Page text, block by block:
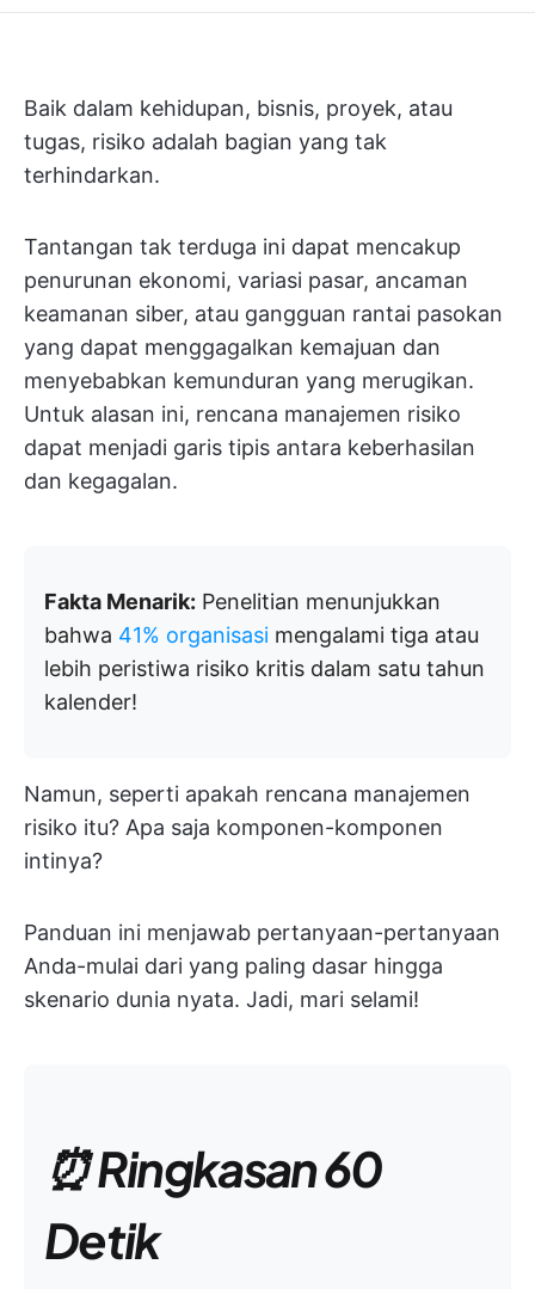
Baik dalam kehidupan, bisnis, proyek, atau
tugas, risiko adalah bagian yang tak
terhindarkan.
Tantangan tak terduga ini dapat mencakup
penurunan ekonomi, variasi pasar, ancaman
keamanan siber, atau gangguan rantai pasokan
yang dapat menggagalkan kemajuan dan
menyebabkan kemunduran yang merugikan.
Untuk alasan ini, rencana manajemen risiko
dapat menjadi garis tipis antara keberhasilan
dan kegagalan.
Fakta Menarik: Penelitian menunjukkan
bahwa 41% organisasi mengalami tiga atau
lebih peristiwa risiko kritis dalam satu tahun
kalender!
Namun, seperti apakah rencana manajemen
risiko itu? Apa saja komponen-komponen
intinya?
Panduan ini menjawab pertanyaan-pertanyaan
Anda-mulai dari yang paling dasar hingga
skenario dunia nyata. Jadi, mari selami!
⏰ Ringkasan 60
Detik